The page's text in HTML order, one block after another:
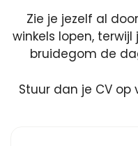
Zie je jezelf al
winkels lopen,
bruidegom de
Stuur dan je CV